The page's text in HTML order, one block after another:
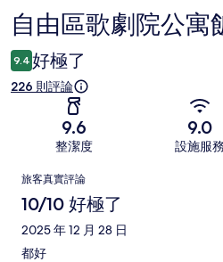
評
論
自由區歌劇院公寓
9.4 好極了
226 則評論
9.6
整潔度
9.0
設施服務
評
論
旅客真實評論
10/10 好極了
2025 年 12 月 28 日
都好